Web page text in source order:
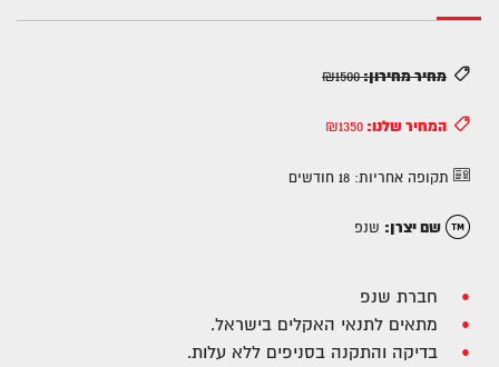
מחיר מחירון:₪1500
המחיר שלנו: ₪1350
תקופה אחריות: 18 חודשים
שם יצרן: שנפ
חברת שנפ
מתאים לתנאי האקלים בישראל.
בדיקה והתקנה בסניפים ללא עלות.